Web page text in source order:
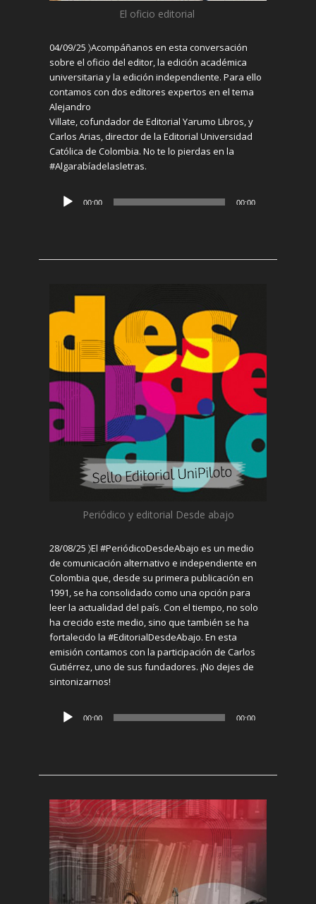
El oficio editorial
04/09/25 〉Acompáñanos en esta conversación
sobre el oficio del editor, la edición académica
universitaria y la edición independiente. Para ello
contamos con dos editores expertos en el tema
Alejandro
Villate,cofundadorde Editorial Yarumo Libros,y
Carlos Arias, directorde la Editorial Universidad
Católica de Colombia. No te lo pierdas en la
#Algarabíadelasletras.
Reproductor
00:00 00:00
Periódico y editorial Desde abajo
28/08/25 〉El #PeriódicoDesdeAbajo es un medio
de comunicación alternativo e independiente en
Colombia que, desde su primera publicación en
1991, se ha consolidado como una opción para
leer la actualidad del país. Con el tiempo, no solo
ha crecido este medio, sino que también se ha
fortalecido la #EditorialDesdeAbajo. En esta
emisión contamos con la participación de Carlos
Gutiérrez, uno de sus fundadores. ¡No dejes de
sintonizarnos!
Reproductor
00:00 00:00